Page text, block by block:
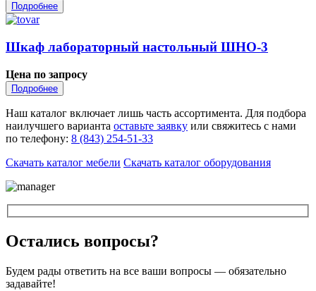
Подробнее
Шкаф лабораторный настольный ШНО-3
Цена по запросу
Подробнее
Наш каталог включает лишь часть ассортимента. Для подбора
наилучшего варианта оставьте заявку или свяжитесь с нами
по телефону: 8 (843) 254-51-33
Скачать каталог мебели Скачать каталог оборудования
Остались вопросы?
Будем рады ответить на все ваши вопросы — обязательно
задавайте!